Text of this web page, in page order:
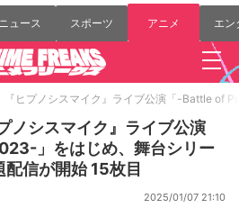
ニュース スポーツ アニメ エン
『ヒプノシスマイク』ライブ公演「-Battle of
ノシスマイク』ライブ公演
」をはじめ、舞台シリー
信が開始 15枚目
2025/01/07 21:10